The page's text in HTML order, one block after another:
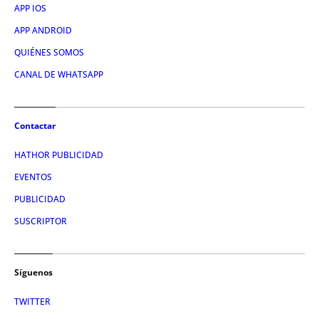
APP IOS
APP ANDROID
QUIÉNES SOMOS
CANAL DE WHATSAPP
Contactar
HATHOR PUBLICIDAD
EVENTOS
PUBLICIDAD
SUSCRIPTOR
Síguenos
TWITTER